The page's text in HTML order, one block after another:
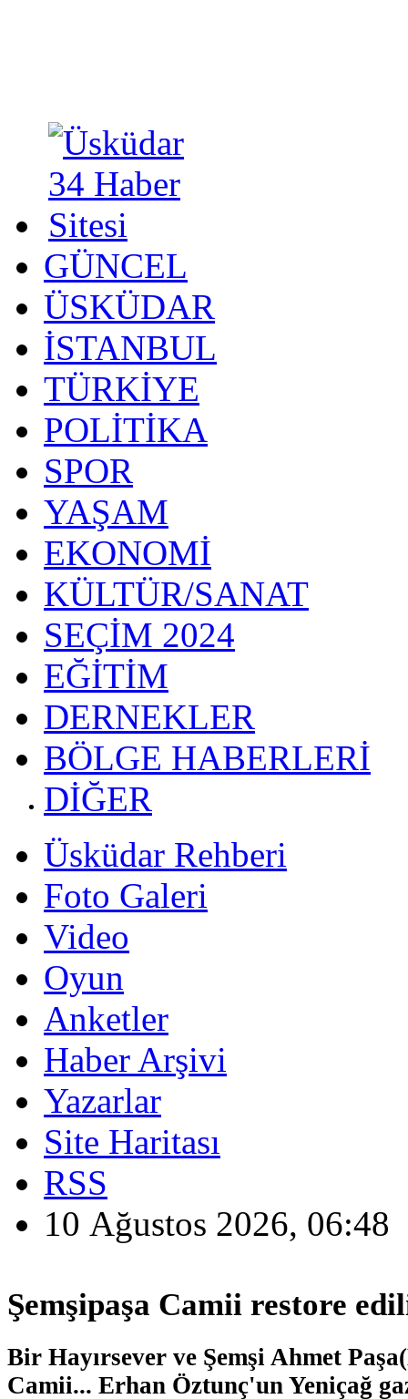
GÜNCEL
ÜSKÜDAR
İSTANBUL
TÜRKİYE
POLİTİKA
SPOR
YAŞAM
EKONOMİ
KÜLTÜR/SANAT
SEÇİM 2024
EĞİTİM
DERNEKLER
BÖLGE HABERLERİ
DİĞER
Üsküdar Rehberi
Foto Galeri
Video
Oyun
Anketler
Haber Arşivi
Yazarlar
Site Haritası
RSS
10 Ağustos 2026, 06:48
Şemşipaşa Camii restore
Bir Hayırsever ve Şemşi Ahmet
Camii... Erhan Öztunç'un Yeniçağ